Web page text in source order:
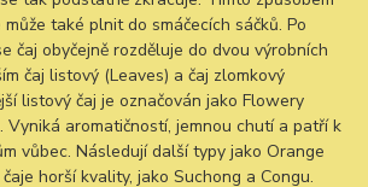
také plnit do smáčecích sáčků. Po
čaj obyčejně rozděluje do dvou výrobních
čaj listový (Leaves) a čaj zlomkový
listový čaj je označován jako Flowery
Vyniká aromatičností, jemnou chutí a patří k
vůbec. Následují další typy jako Orange
horší kvality, jako Suchong a Congu.